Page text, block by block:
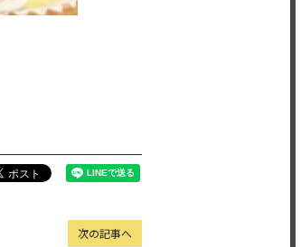
次の記事へ